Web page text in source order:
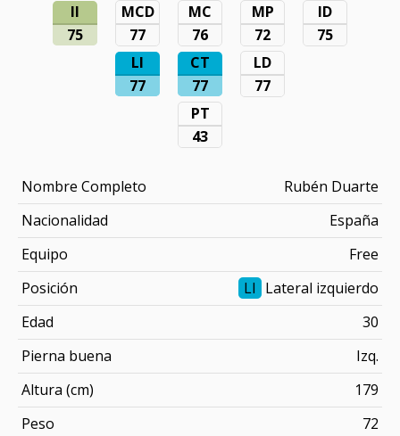
II
75
MCD
77
MC
76
MP
72
ID
75
LI
77
CT
77
LD
77
PT
43
Nombre Completo
Rubén Duarte
Nacionalidad
España
Equipo
Free
Posición
LI Lateral izquierdo
Edad
30
Pierna buena
Izq.
Altura (cm)
179
Peso
72